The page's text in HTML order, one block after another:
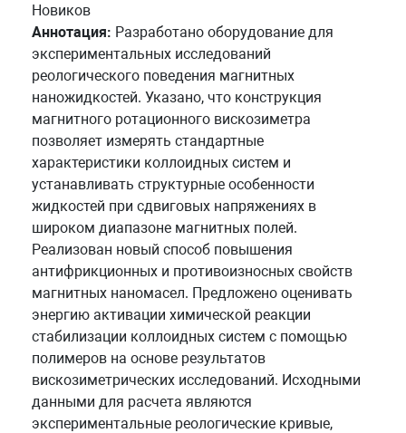
Новиков
Аннотация: Разработано оборудование для
экспериментальных исследований
реологического поведения магнитных
наножидкостей. Указано, что конструкция
магнитного ротационного вискозиметра
позволяет измерять стандартные
характеристики коллоидных систем и
устанавливать структурные особенности
жидкостей при сдвиговых напряжениях в
широком диапазоне магнитных полей.
Реализован новый способ повышения
антифрикционных и противоизносных свойств
магнитных наномасел. Предложено оценивать
энергию активации химической реакции
стабилизации коллоидных систем с помощью
полимеров на основе результатов
вискозиметрических исследований. Исходными
данными для расчета являются
экспериментальные реологические кривые,